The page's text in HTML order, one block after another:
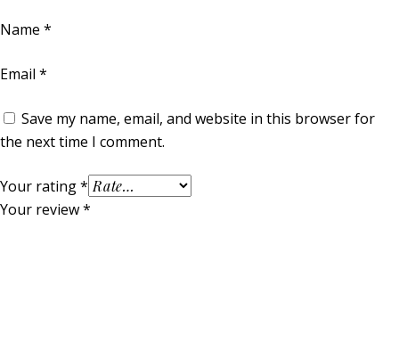
Name *
Email *
Save my name, email, and website in this browser for
the next time I comment.
Your rating*
Your review*